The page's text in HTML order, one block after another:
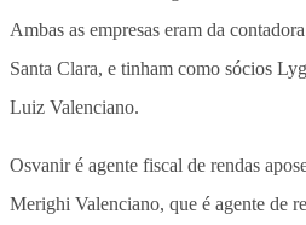
Ambas as empresas eram da
Santa Clara, e tinham como sócios
Luiz Valenciano.
Osvanir é agente fiscal de rendas
Merighi Valenciano, que é agente de